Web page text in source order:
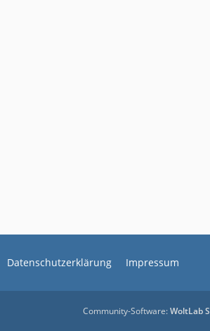
Datenschutzerklärung Impressum
Community-Software:WoltLab